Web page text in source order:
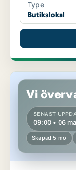
Type
Butikslokal
Butikslokal i Malmö
Vi
SENAST
09:00 • 06
Skapad 5 mo